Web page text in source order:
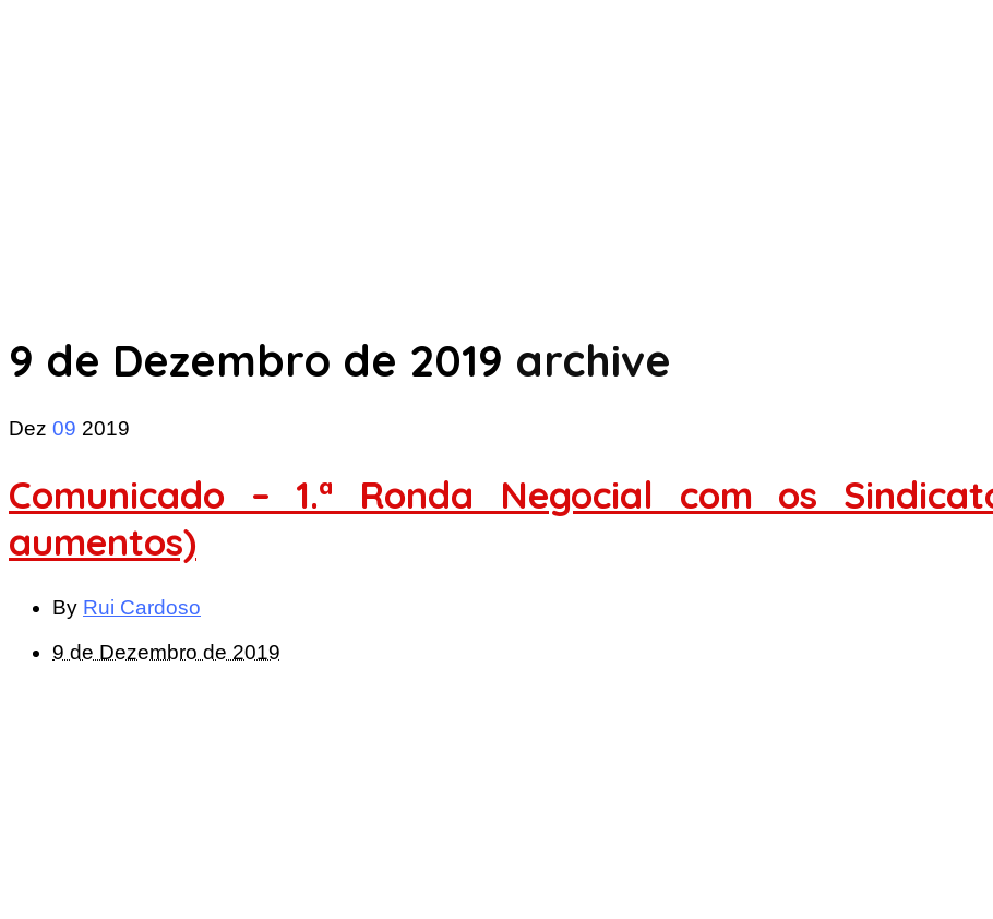
9 de Dezembro de 2019 archive
Dez 09 2019
Comunicado – 1.ª Ronda Negocial com os
aumentos)
By Rui Cardoso
9 de Dezembro de 2019